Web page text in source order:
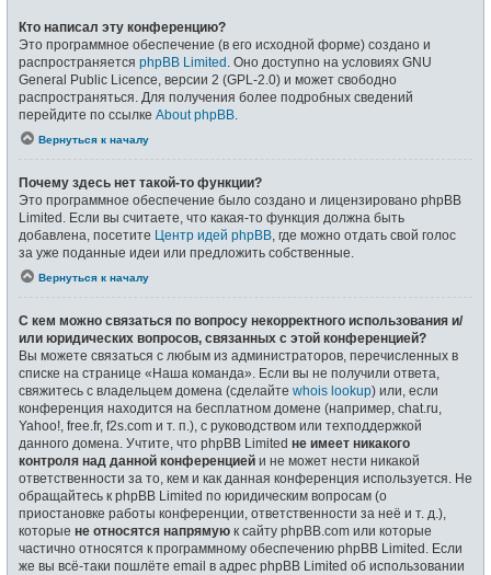
Кто написал эту конференцию?
Это программное обеспечение (в его исходной форме) создано и
распространяется phpBB Limited . Оно доступно на условиях GNU
General Public Licence, версии 2 (GPL-2.0) и может свободно
распространяться. Для получения более подробных сведений
перейдите по ссылке About phpBB
Вернуться к началу
Почему здесь нет такой-то функции?
Это программное обеспечение было создано и лицензировано phpBB
Limited. Если вы считаете, что какая-то функция должна быть
добавлена, посетите Центр идей phpBB , где можно отдать свой голос
за уже поданные идеи или предложить собственные.
Вернуться к началу
С кем можно связаться по вопросу некорректного использования и/
или юридических вопросов, связанных с этой конференцией?
Вы можете связаться с любым из администраторов, перечисленных в
списке на странице «Наша команда». Если вы не получили ответа,
свяжитесь с владельцем домена (сделайте whois lookup) или, если
конференция находится на бесплатном домене (например, chat.ru,
Yahoo!, free.fr, f2s.com и т. п.), с руководством или техподдержкой
данного домена. Учтите, что phpBB Limited не имеет никакого
контроля над данной конференцией и не может нести никакой
ответственности за то, кем и как данная конференция используется. Не
обращайтесь к phpBB Limited по юридическим вопросам (о
приостановке работы конференции, ответственности за неё и т. д.),
которые не относятся напрямую к сайту phpBB.com или которые
частично относятся к программному обеспечению phpBB Limited. Если
же вы всё-таки пошлёте email в адрес phpBB Limited об использовании